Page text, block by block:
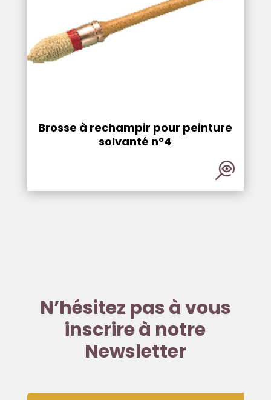
Brosse à rechampir pour peinture
solvanté n°4
N’hésitez pas à vous
inscrire à notre
Newsletter